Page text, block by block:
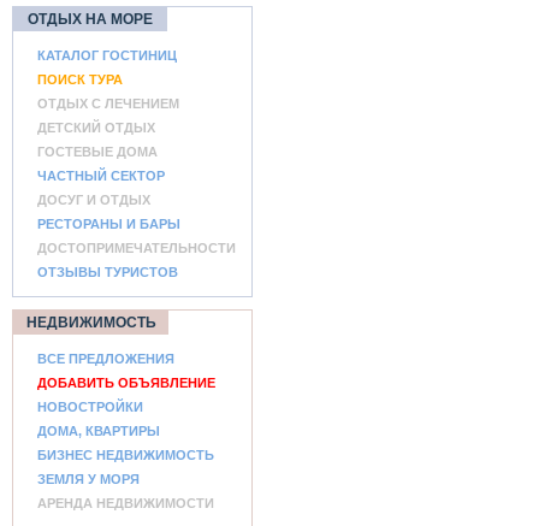
ОТДЫХ НА МОРЕ
КАТАЛОГ ГОСТИНИЦ
ПОИСК ТУРА
ОТДЫХ С ЛЕЧЕНИЕМ
ДЕТСКИЙ ОТДЫХ
ГОСТЕВЫЕ ДОМА
ЧАСТНЫЙ СЕКТОР
ДОСУГ И ОТДЫХ
РЕСТОРАНЫ И БАРЫ
ДОСТОПРИМЕЧАТЕЛЬНОСТИ
ОТЗЫВЫ ТУРИСТОВ
НЕДВИЖИМОСТЬ
ВСЕ ПРЕДЛОЖЕНИЯ
ДОБАВИТЬ ОБЪЯВЛЕНИЕ
НОВОСТРОЙКИ
ДОМА, КВАРТИРЫ
БИЗНЕС НЕДВИЖИМОСТЬ
ЗЕМЛЯ У МОРЯ
АРЕНДА НЕДВИЖИМОСТИ